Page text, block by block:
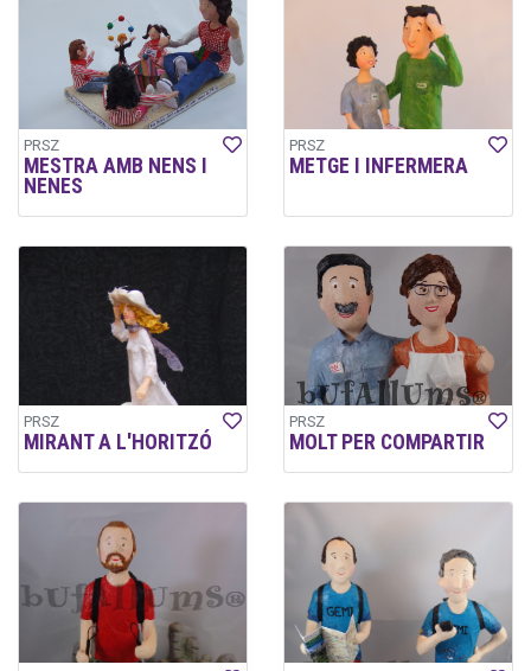
PRSZ
MESTRA AMB NENS I
NENES
PRSZ
METGE I INFERMERA
PRSZ
MIRANT A L'HORITZÓ
PRSZ
MOLT PER COMPARTIR